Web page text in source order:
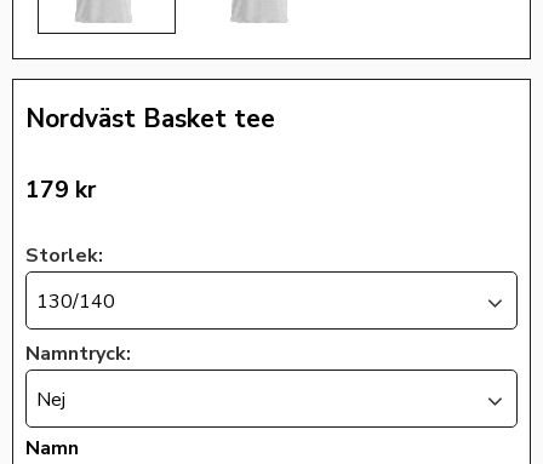
Nordväst Basket tee
179 kr
Storlek:
130/140
Namntryck:
Nej
Namn